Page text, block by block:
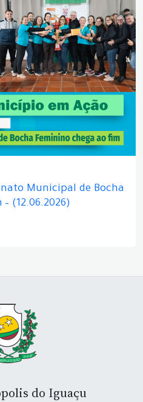
Municipal de Bocha
(12.06.2026)
do Iguaçu